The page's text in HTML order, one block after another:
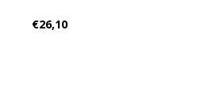
€26,10